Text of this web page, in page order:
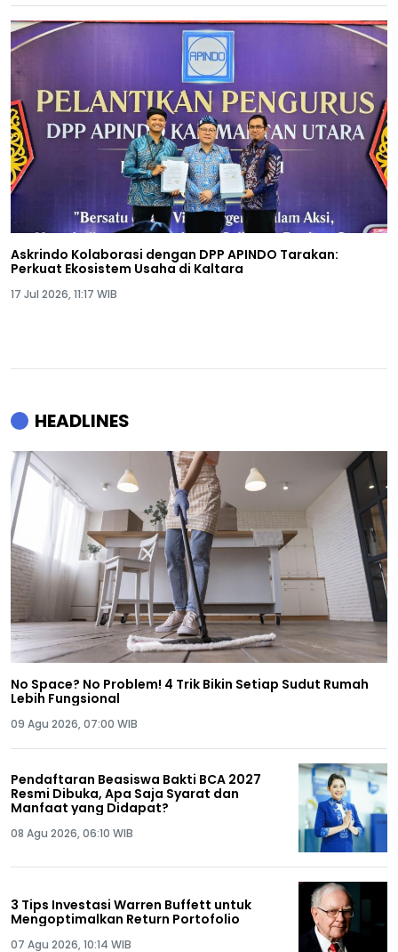
Askrindo Kolaborasi dengan DPP APINDO Tarakan:
Perkuat Ekosistem Usaha di Kaltara
17 Jul 2026, 11:17 WIB
HEADLINES
No Space? No Problem! 4 Trik Bikin Setiap Sudut Rumah
Lebih Fungsional
09 Agu 2026, 07:00 WIB
Pendaftaran Beasiswa Bakti BCA 2027
Resmi Dibuka, Apa Saja Syarat dan
Manfaat yang Didapat?
08 Agu 2026, 06:10 WIB
3 Tips Investasi Warren Buffett untuk
Mengoptimalkan Return Portofolio
07 Agu 2026, 10:14 WIB